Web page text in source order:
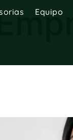
Equipo